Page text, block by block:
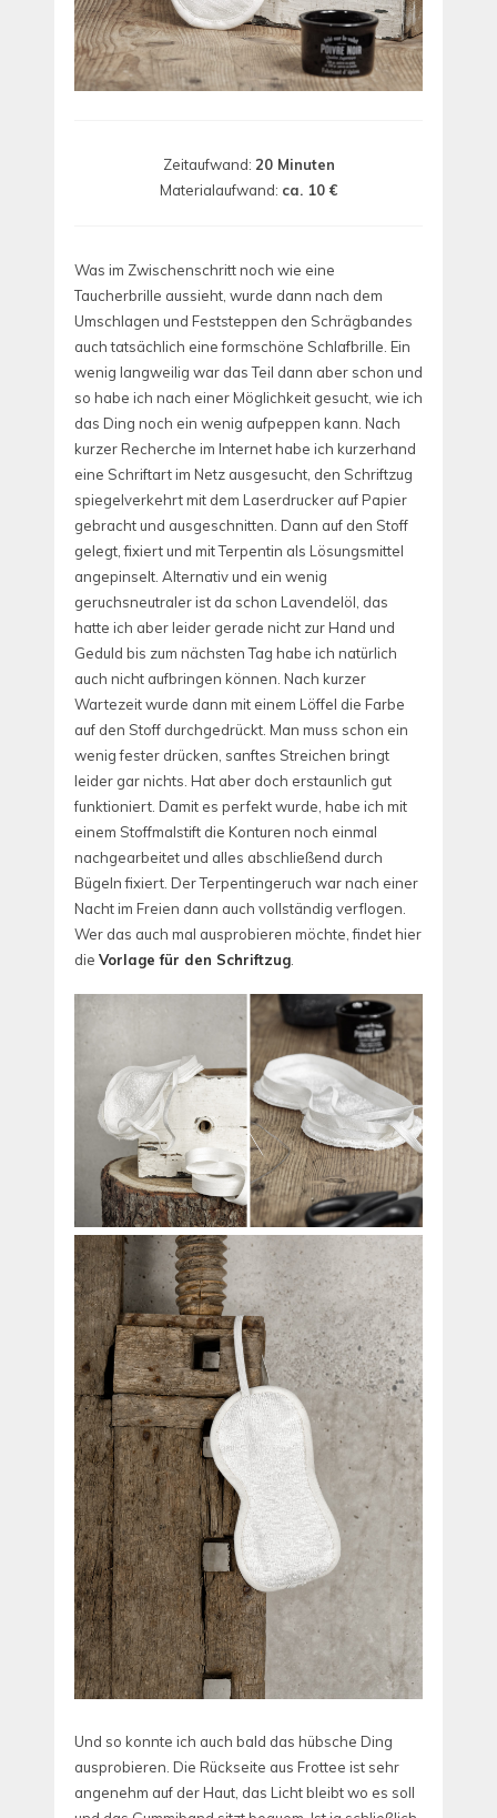
Zeitaufwand: 20 Minuten
Materialaufwand: ca. 10 €
Was im Zwischenschritt noch wie eine
Taucherbrille aussieht, wurde dann nach dem
Umschlagen und Feststeppen den Schrägbandes
auch tatsächlich eine formschöne Schlafbrille. Ein
wenig langweilig war das Teil dann aber schon und
so habe ich nach einer Möglichkeit gesucht, wie ich
das Ding noch ein wenig aufpeppen kann. Nach
kurzer Recherche im Internet habe ich kurzerhand
eine Schriftart im Netz ausgesucht, den Schriftzug
spiegelverkehrt mit dem Laserdrucker auf Papier
gebracht und ausgeschnitten. Dann auf den Stoff
gelegt, fixiert und mit Terpentin als Lösungsmittel
angepinselt. Alternativ und ein wenig
geruchsneutraler ist da schon Lavendelöl, das
hatte ich aber leider gerade nicht zur Hand und
Geduld bis zum nächsten Tag habe ich natürlich
auch nicht aufbringen können. Nach kurzer
Wartezeit wurde dann mit einem Löffel die Farbe
auf den Stoff durchgedrückt. Man muss schon ein
wenig fester drücken, sanftes Streichen bringt
leider gar nichts. Hat aber doch erstaunlich gut
funktioniert. Damit es perfekt wurde, habe ich mit
einem Stoffmalstift die Konturen noch einmal
nachgearbeitet und alles abschließend durch
Bügeln fixiert. Der Terpentingeruch war nach einer
Nacht im Freien dann auch vollständig verflogen.
Wer das auch mal ausprobieren möchte, findet hier
die Vorlage für den Schriftzug
Und so konnte ich auch bald das hübsche Ding
ausprobieren. Die Rückseite aus Frottee ist sehr
angenehm auf der Haut, das Licht bleibt wo es soll